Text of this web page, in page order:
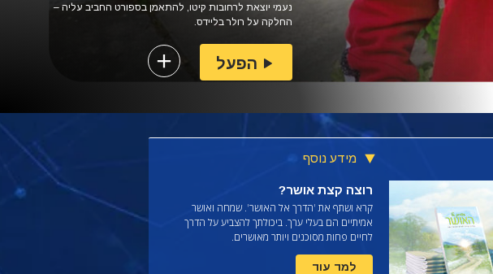
נעמי יוצאת לרחובות קיטו, להתאמן בספורט החביב עליה –
החלקה על רולר בליידס.
הפעל
מידע נוסף
רוצה קצת אושר?
קרא ושתף את'הדרך אל האושר'. שמחה ואושר
אמיתיים הם בעלי ערך. ביכולתך להצביע על הדרך
לחיים פחות מסוכנים ויותר מאושרים.
למד עוד